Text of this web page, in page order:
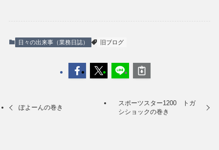
日々の出来事（業務日誌） 旧ブログ
ぽよーんの巻き
スポーツスター1200 トガ
シショックの巻き